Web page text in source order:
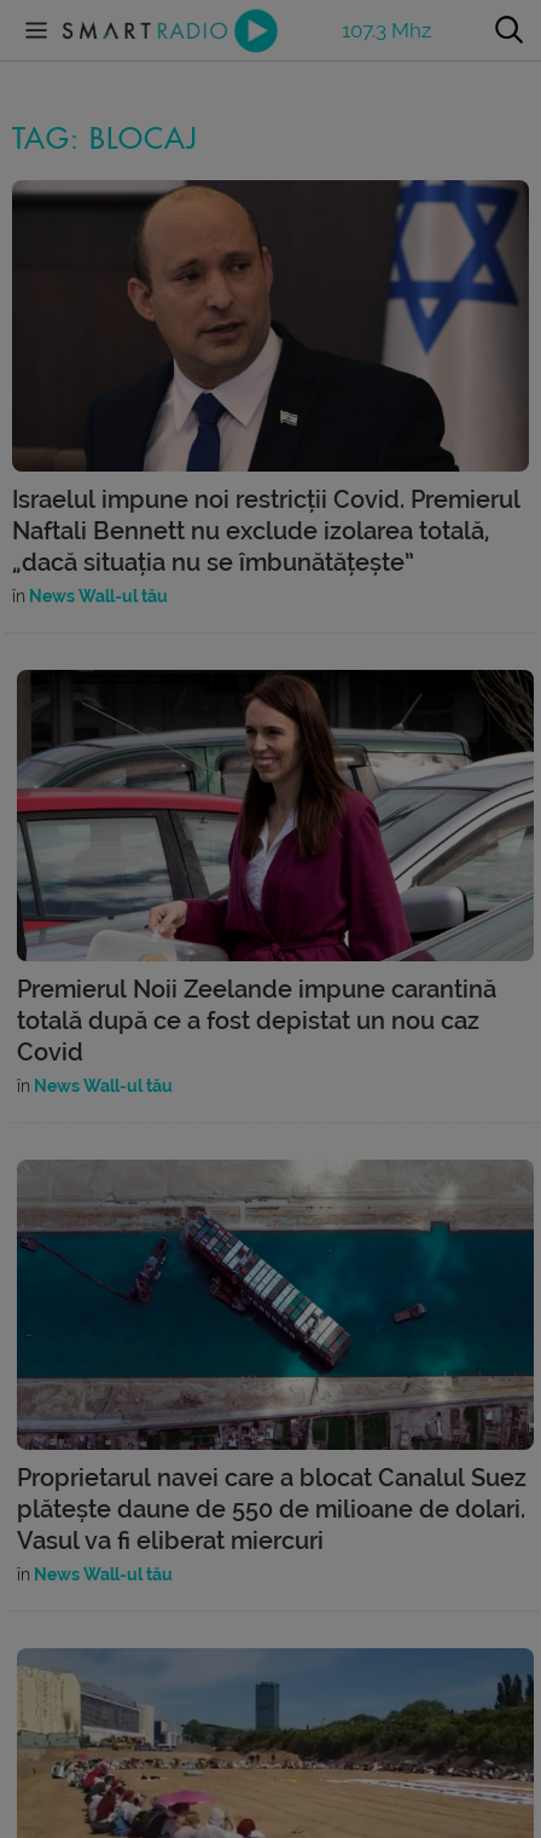
107.3 Mhz
TAG: BLOCAJ
Israelul impune noi restricții Covid. Premierul
Naftali Bennett nu exclude izolarea totală,
„dacă situația nu se îmbunătățește”
în News Wall-ul tău
Premierul Noii Zeelande impune carantină
totală după ce a fost depistat un nou caz
Covid
în News Wall-ul tău
Proprietarul navei care a blocat Canalul Suez
plătește daune de 550 de milioane de dolari.
Vasul va fi eliberat miercuri
în News Wall-ul tău